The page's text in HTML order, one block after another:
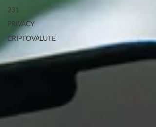
231
PRIVACY
CRIPTOVALUTE